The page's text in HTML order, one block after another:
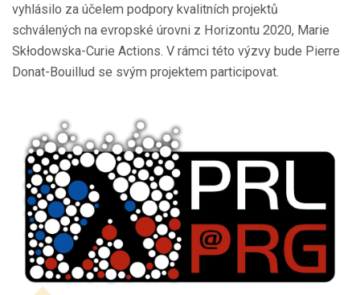
vyhlásilo za účelem podpory kvalitních projektů
schválených na evropské úrovni z Horizontu 2020, Marie
Skłodowska-Curie Actions. V rámci této výzvy bude Pierre
Donat-Bouillud se svým projektem participovat.